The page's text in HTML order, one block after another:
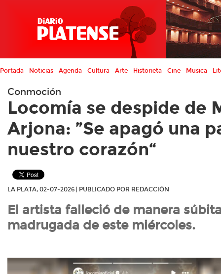
Portada Noticias Agenda Cultura Arte Historieta Cine Musica
Conmoción
Locomía se despide de
Arjona: ”Se apagó una
nuestro corazón“
LA PLATA, 02-07-2026 | PUBLICADO POR REDACCIÓN
El artista falleció de manera
madrugada de este miércoles.